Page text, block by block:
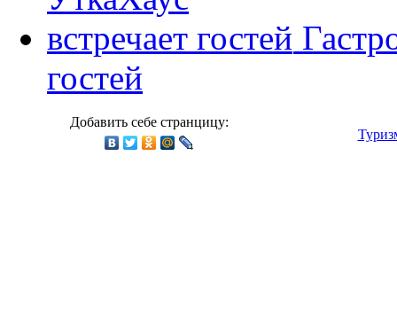
гостей
Добавить себе странцицу: